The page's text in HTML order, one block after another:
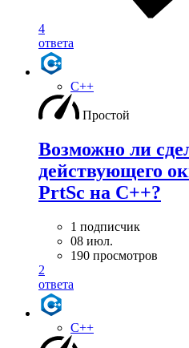
4
ответа
C++
Простой
Возможно ли
действующего
PrtSc на С++?
1 подписчик
08 июл.
190 просмотров
2
ответа
C++